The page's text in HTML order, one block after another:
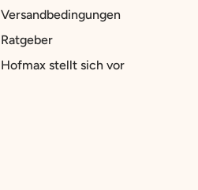
Versandbedingungen
Ratgeber
Hofmax stellt sich vor